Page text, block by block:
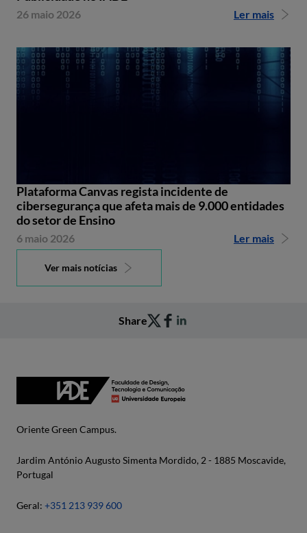
26 maio 2026 Ler mais
Plataforma Canvas regista incidente de
cibersegurança que afeta mais de 9.000 entidades
do setor de Ensino
6 maio 2026 Ler mais
Ver mais notícias
Share
Oriente Green Campus.
Jardim António Augusto Simenta Mordido, 2 - 1885 Moscavide,
Portugal
Geral: +351 213 939 600